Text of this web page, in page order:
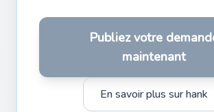
Publiez votre
maintenant
En savoir plus sur hank